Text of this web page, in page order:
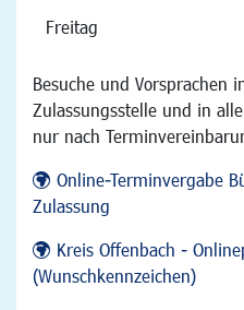
Freitag
Besuche und Vorsprachen
Zulassungsstelle und in
nur nach
Online-Terminvergabe
Zulassung
Kreis Offenbach -
(Wunschkennzeichen)